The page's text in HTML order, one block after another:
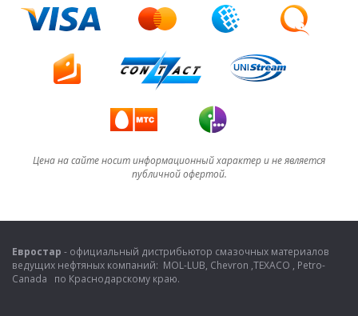
Цена на сайте носит информационный характер и не является
публичной офертой.
Евростар - официальный дистрибьютор смазочных материалов
ведущих нефтяных компаний: MOL-LUB, Chevron ,TEXACO , Petro-
Canada по Краснодарскому краю.